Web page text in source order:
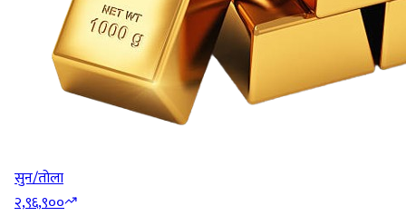
सुन/तोला
२,९६,९००